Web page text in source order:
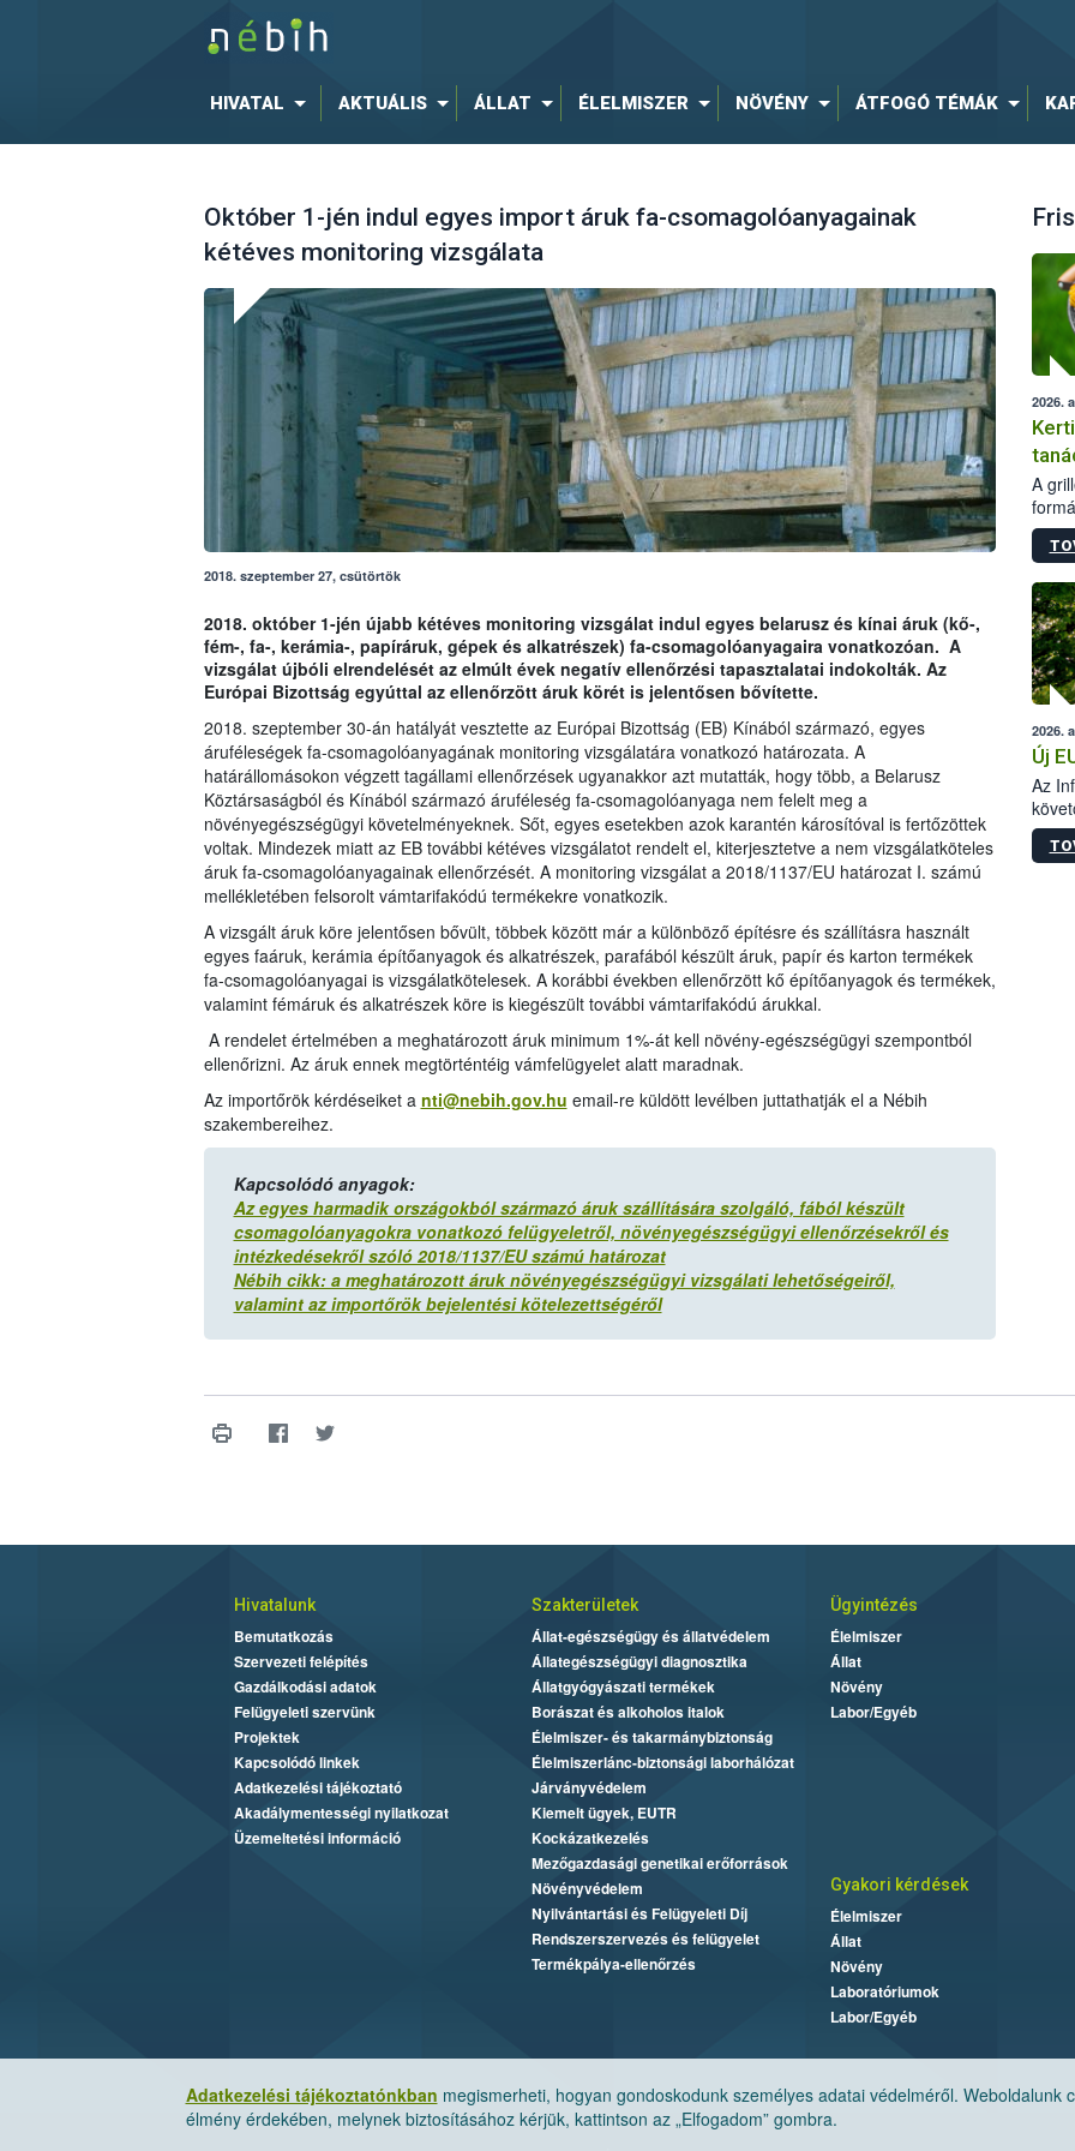
HIVATAL AKTUÁLIS ÁLLAT ÉLELMISZER NÖVÉNY ÁTFOGÓ TÉMÁK
Október 1-jén indul egyes import áruk fa-csomagolóanyagainak
kétéves monitoring vizsgálata
2018. szeptember 27, csütörtök
2018. október 1-jén újabb kétéves monitoring vizsgálat indul egyes belarusz és kínai áruk (kő-,
fém-, fa-, kerámia-, papíráruk, gépek és alkatrészek) fa-csomagolóanyagaira vonatkozóan. A
vizsgálat újbóli elrendelését az elmúlt évek negatív ellenőrzési tapasztalatai indokolták. Az
Európai Bizottság egyúttal az ellenőrzött áruk körét is jelentősen bővítette.
2018. szeptember 30-án hatályát vesztette az Európai Bizottság (EB) Kínából származó, egyes
áruféleségek fa-csomagolóanyagának monitoring vizsgálatára vonatkozó határozata. A
határállomásokon végzett tagállami ellenőrzések ugyanakkor azt mutatták, hogy több, a Belarusz
Köztársaságból és Kínából származó áruféleség fa-csomagolóanyaga nem felelt meg a
növényegészségügyi követelményeknek. Sőt, egyes esetekben azok karantén károsítóval is fertőzöttek
voltak. Mindezek miatt az EB további kétéves vizsgálatot rendelt el, kiterjesztetve a nem vizsgálatköteles
áruk fa-csomagolóanyagainak ellenőrzését. A monitoring vizsgálat a 2018/1137/EU határozat I. számú
mellékletében felsorolt vámtarifakódú termékekre vonatkozik.
A vizsgált áruk köre jelentősen bővült, többek között már a különböző építésre és szállításra használt
egyes faáruk, kerámia építőanyagok és alkatrészek, parafából készült áruk, papír és karton termékek
fa-csomagolóanyagai is vizsgálatkötelesek. A korábbi években ellenőrzött kő építőanyagok és termékek,
valamint fémáruk és alkatrészek köre is kiegészült további vámtarifakódú árukkal.
A rendelet értelmében a meghatározott áruk minimum 1%-át kell növény-egészségügyi szempontból
ellenőrizni. Az áruk ennek megtörténtéig vámfelügyelet alatt maradnak.
Az importőrök kérdéseiket a nti@nebih.gov.hu email-re küldött levélben juttathatják el a Nébih
szakembereihez.
Kapcsolódó anyagok:
Az egyes harmadik országokból származó áruk szállítására szolgáló, fából készült
csomagolóanyagokra vonatkozó felügyeletről, növényegészségügyi ellenőrzésekről és
intézkedésekről szóló 2018/1137/EU számú határozat
Nébih cikk: a meghatározott áruk növényegészségügyi vizsgálati lehetőségeiről,
valamint az importőrök bejelentési kötelezettségéről
2026.
A
a
2026.
Új
Az
Adatkezelési tájékoztatónkban megismerheti, hogyan gondoskodunk személyes adatai védelméről. Weboldalunk
élmény érdekében, melynek biztosításához kérjük, kattintson az „Elfogadom” gombra.
Hivatalunk
Bemutatkozás
Szervezeti felépítés
Gazdálkodási adatok
Felügyeleti szervünk
Projektek
Kapcsolódó linkek
Adatkezelési tájékoztató
Akadálymentességi nyilatkozat
Üzemeltetési információ
Szakterületek
Állat-egészségügy és állatvédelem
Állategészségügyi diagnosztika
Állatgyógyászati termékek
Borászat és alkoholos italok
Élelmiszer- és takarmánybiztonság
Élelmiszerlánc-biztonsági laborhálózat
Járványvédelem
Kiemelt ügyek, EUTR
Kockázatkezelés
Mezőgazdasági genetikai erőforrások
Növényvédelem
Nyilvántartási és Felügyeleti Díj
Rendszerszervezés és felügyelet
Termékpálya-ellenőrzés
Ügyintézés
Élelmiszer
Állat
Növény
Labor/Egyéb
Gyakori kérdések
Élelmiszer
Állat
Növény
Laboratóriumok
Labor/Egyéb